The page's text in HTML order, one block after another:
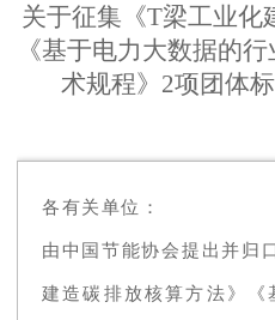
关于征集《T梁工业化
《基于电力大数据的
术规程》2项团体
各有关单位：
由中国节能协会提出并归
建造碳排放核算方法》《